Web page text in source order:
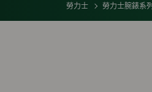
勞力士 勞力士腕錶系列